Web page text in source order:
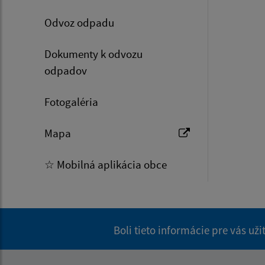
Odvoz odpadu
Dokumenty k odvozu
odpadov
Fotogaléria
Mapa
☆ Mobilná aplikácia obce
Boli tieto informácie pre vás